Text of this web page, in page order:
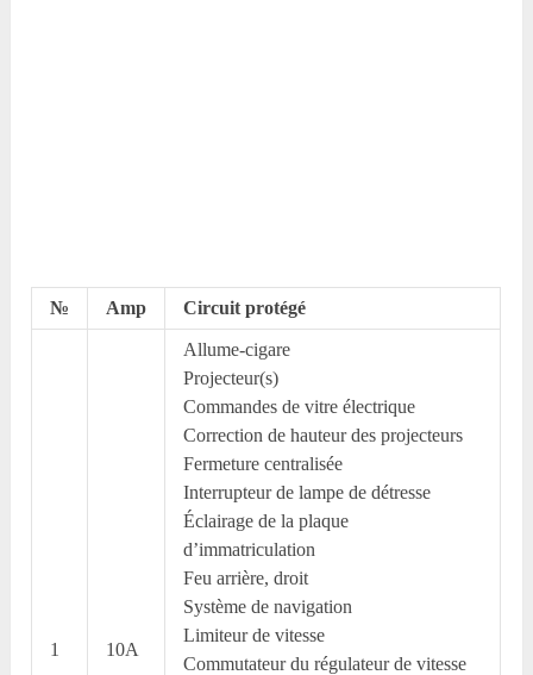
№ Amp Circuit protégé
1 10A
Allume-cigare
Projecteur(s)
Commandes de vitre électrique
Correction de hauteur des projecteurs
Fermeture centralisée
Interrupteur de lampe de détresse
Éclairage de la plaque
d’immatriculation
Feu arrière, droit
Système de navigation
Limiteur de vitesse
Commutateur du régulateur de vitesse